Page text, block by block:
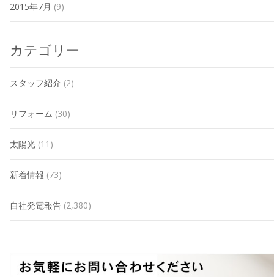
2015年7月 (9)
カテゴリー
スタッフ紹介 (2)
リフォーム (30)
太陽光 (11)
新着情報 (73)
自社発電報告 (2,380)